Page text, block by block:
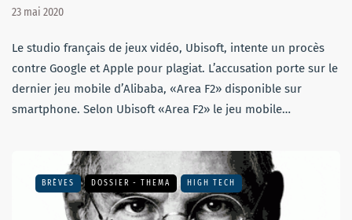
23 mai 2020
Le studio français de jeux vidéo, Ubisoft, intente un procès
contre Google et Apple pour plagiat. L’accusation porte sur le
dernier jeu mobile d’Alibaba, «Area F2» disponible sur
smartphone. Selon Ubisoft «Area F2» le jeu mobile…
BRÈVES DOSSIER - THEMA HIGH TECH